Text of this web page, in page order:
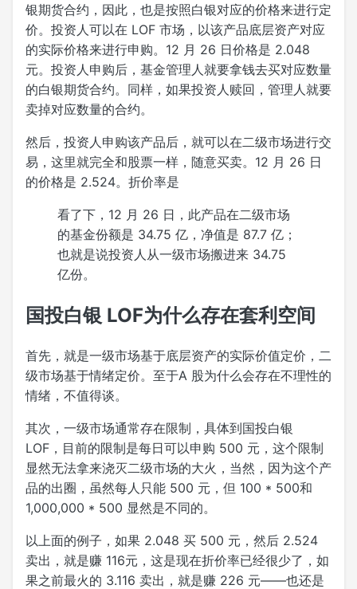
银期货合约，因此，也是按照白银对应的价格来进行定
价。投资人可以在 LOF 市场，以该产品底层资产对应
的实际价格来进行申购。12 月 26 日价格是 2.048
元。投资人申购后，基金管理人就要拿钱去买对应数量
的白银期货合约。同样，如果投资人赎回，管理人就要
卖掉对应数量的合约。
然后，投资人申购该产品后，就可以在二级市场进行交
易，这里就完全和股票一样，随意买卖。12 月 26 日
的价格是 2.524。折价率是
看了下，12 月 26 日，此产品在二级市场
的基金份额是 34.75 亿，净值是 87.7 亿；
也就是说投资人从一级市场搬进来 34.75
亿份。
国投白银 LOF为什么存在套利空间
首先，就是一级市场基于底层资产的实际价值定价，二
级市场基于情绪定价。至于A 股为什么会存在不理性的
情绪，不值得谈。
其次，一级市场通常存在限制，具体到国投白银
LOF，目前的限制是每日可以申购 500 元，这个限制
显然无法拿来浇灭二级市场的大火，当然，因为这个产
品的出圈，虽然每人只能 500 元，但 100 * 500和
1,000,000 * 500 显然是不同的。
以上面的例子，如果 2.048 买 500 元，然后 2.524
卖出，就是赚 116元，这是现在折价率已经很少了，如
果之前最火的 3.116 卖出，就是赚 226 元——也还是